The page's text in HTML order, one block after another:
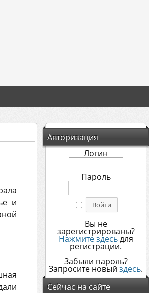
Авторизация
Логин
Пароль
Вы не
зарегистрированы?
Нажмите здесьдля
регистрации.
Забыли пароль?
Запросите новый здесь.
Сейчас на сайте
и